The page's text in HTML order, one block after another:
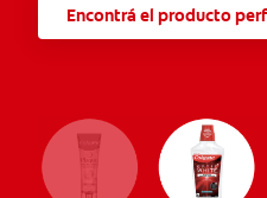
Encontrá el producto